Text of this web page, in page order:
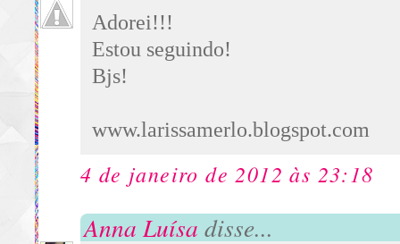
Adorei!!!
Estou seguindo!
Bjs!
www.larissamerlo.blogspot.com
4 de janeiro de 2012 às 23:18
Anna Luísa disse...